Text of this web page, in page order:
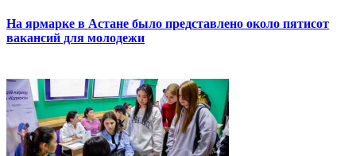
На ярмарке в Астане было представлено около пятисот
вакансий для молодежи